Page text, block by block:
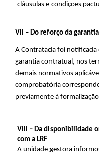
cláusulas e condições
VII – Do reforço da
A Contratada foi notificada
garantia contratual, nos
demais normativos
comprobatória
previamente à
VIII – Da disponibilidade
com a LRF
A unidade gestora